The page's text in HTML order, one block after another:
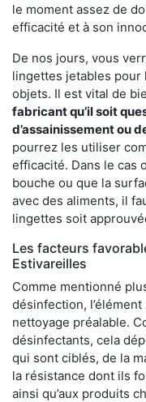
le moment assez de
efficacité et à son
De nos jours, vous
lingettes jetables pour
objets. Il est vital de
fabricant qu’il soit
d’assainissement ou
pourrez les utiliser
efficacité. Dans le cas
bouche ou que la
avec des aliments, il
lingettes soit
Les facteurs
Estivareilles
Comme mentionné
désinfection,
nettoyage préalable.
désinfectants, cela
qui sont ciblés, de la
la résistance dont ils
ainsi qu’aux produits